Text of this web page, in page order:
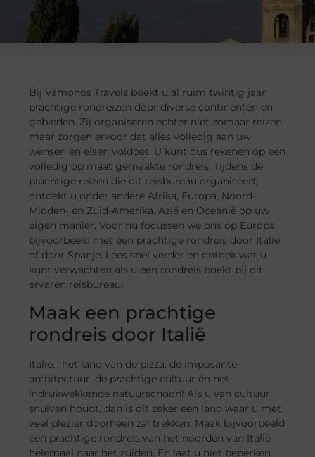
Bij Vámonos Travels boekt u al ruim twintig jaar
prachtige rondreizen door diverse continenten en
gebieden. Zij organiseren echter niet zomaar reizen,
maar zorgen ervoor dat alles volledig aan uw
wensen en eisen voldoet. U kunt dus rekenen op een
volledig op maat gemaakte rondreis. Tijdens de
prachtige reizen die dit reisbureau organiseert,
ontdekt u onder andere Afrika, Europa, Noord-,
Midden- en Zuid-Amerika, Azië en Oceanië op uw
eigen manier. Voor nu focussen we ons op Europa;
bijvoorbeeld met een prachtige rondreis door Italië
of door Spanje. Lees snel verder en ontdek wat u
kunt verwachten als u een rondreis boekt bij dit
ervaren reisbureau!
Maak een prachtige
rondreis door Italië
Italië… het land van de pizza, de imposante
architectuur, de prachtige cultuur én het
indrukwekkende natuurschoon! Als u van cultuur
snuiven houdt, dan is dit zeker een land waar u met
veel plezier doorheen zal trekken. Maak bijvoorbeeld
een prachtige rondreis van het noorden van Italië
helemaal naar het zuiden. En laat u niet beperken